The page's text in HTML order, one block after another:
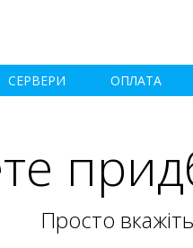
СЕРВЕРИ ОПЛАТА
Просто